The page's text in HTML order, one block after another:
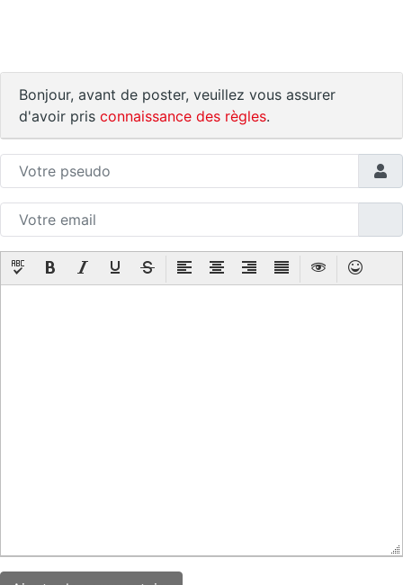
Bonjour, avant de poster, veuillez vous assurer
d'avoir pris connaissance des règles.